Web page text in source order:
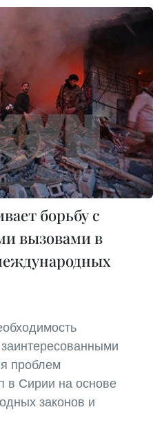
борьбу с
вызовами в
проблем
в Сирии на основе
законов и